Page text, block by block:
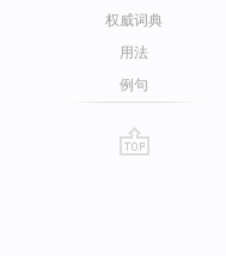
权威词典
用法
例句